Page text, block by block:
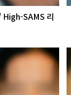
High-SAMS 리